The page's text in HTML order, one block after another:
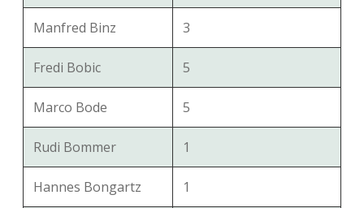
Manfred Binz 3
Fredi Bobic 5
Marco Bode 5
Rudi Bommer 1
Hannes Bongartz 1